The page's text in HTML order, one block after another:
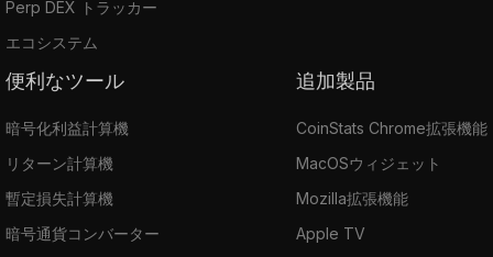
Perp DEX トラッカー
エコシステム
便利なツール
暗号化利益計算機
リターン計算機
暫定損失計算機
暗号通貨コンバーター
追加製品
CoinStats Chrome拡張機能
MacOSウィジェット
Mozilla拡張機能
Apple TV